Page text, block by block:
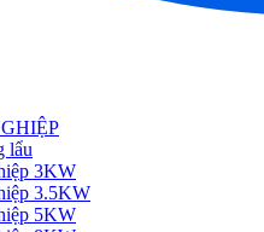
lẩu
3KW
3.5KW
5KW